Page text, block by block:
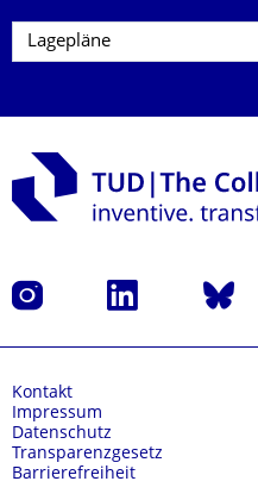
Instagram LinkedIn Bluesky
Kontakt
Impressum
Datenschutz
Transparenzgesetz
Barrierefreiheit